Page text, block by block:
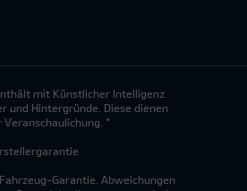
mit Künstlicher Intelligenz
und Hintergründe. Diese dienen
Veranschaulichung. *
Garantie. Abweichungen